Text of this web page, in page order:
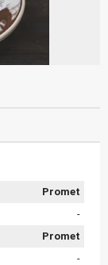
Promet
-
Promet
-